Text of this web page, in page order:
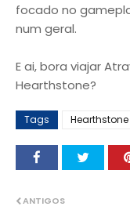
focado no
num geral.
E ai, bora viajar
Hearthstone?
Tags Hearthstone
ANTIGOS